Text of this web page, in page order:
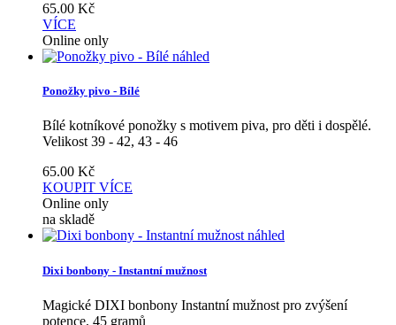
65.00 Kč
VÍCE
Online only
náhled
Ponožky pivo - Bílé
Bílé kotníkové ponožky s motivem piva, pro děti i dospělé.
Velikost 39 - 42, 43 - 46
65.00 Kč
KOUPIT VÍCE
Online only
na skladě
náhled
Dixi bonbony - Instantní mužnost
Magické DIXI bonbony Instantní mužnost pro zvýšení
potence, 45 gramů